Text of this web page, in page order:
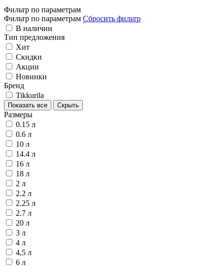
Фильтр по параметрам
Фильтр по параметрам Сбросить фильтр
В наличии
Тип предложения
Хит
Скидки
Акции
Новинки
Бренд
Tikkurila
Показать все Скрыть
Размеры
0.15 л
0.6 л
10 л
14.4 л
16 л
18 л
2 л
2.2 л
2.25 л
2.7 л
20 л
3 л
4 л
4,5 л
6 л